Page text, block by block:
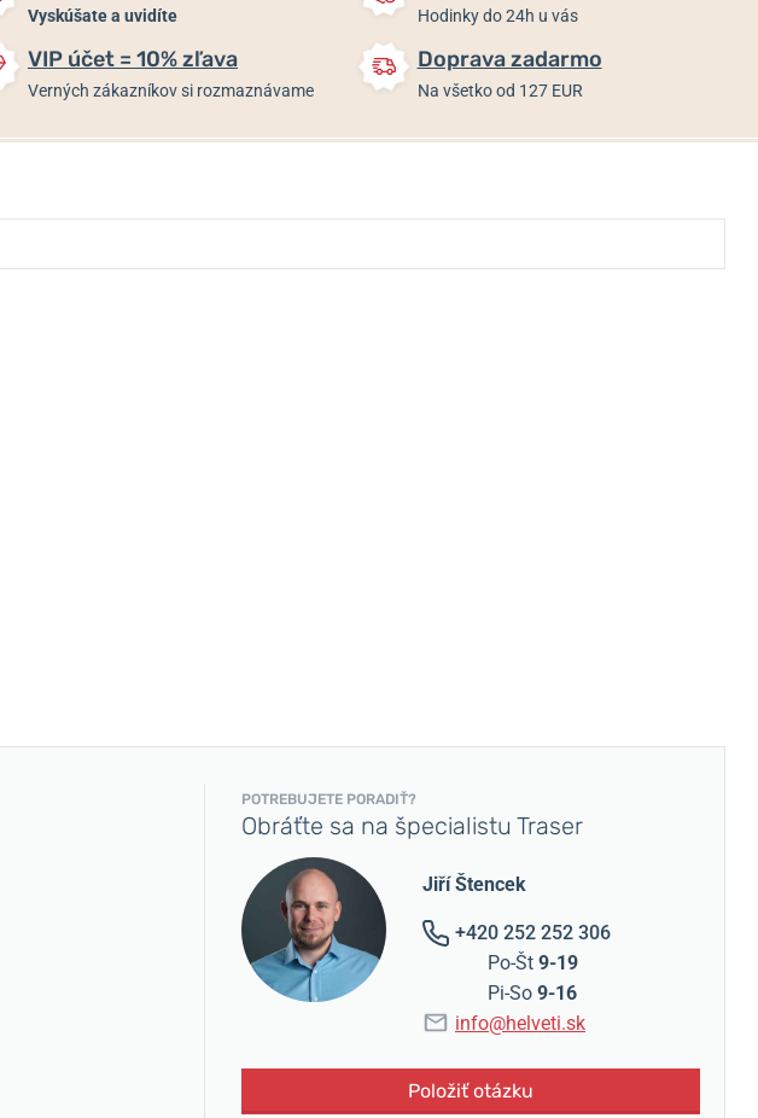
Vyskúšate a uvidíte Hodinky do 24h u vás
VIP účet = 10% zľava
Verných zákazníkov si rozmaznávame
Doprava zadarmo
Na všetko od 127 EUR
POTREBUJETE PORADIŤ?
Obráťte sa na špecialistu Traser
Jiří Štencek
+420 252 252 306
Po-Št 9-19
Pi-So 9-16
info@helveti.sk
Položiť otázku